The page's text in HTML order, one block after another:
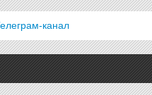
канал